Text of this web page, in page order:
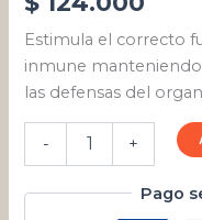
Estimula el correcto
inmune
las defensas del
- +
Pago